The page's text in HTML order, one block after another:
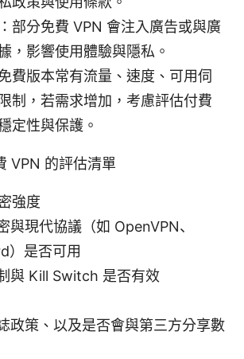
部分免費 VPN 會注入廣告或與廣
，影響使用體驗與隱私。
費版本常有流量、速度、可用伺
制，若需求增加，考慮評估付費
定性與保護。
VPN 的評估清單
強度
與現代協議（如 OpenVPN、
）是否可用
與 Kill Switch 是否有效
政策、以及是否會與第三方分享數